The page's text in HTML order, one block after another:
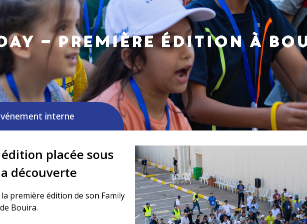
– Première édition à
interne
placée sous
découverte
première édition de son Family
Bouira.